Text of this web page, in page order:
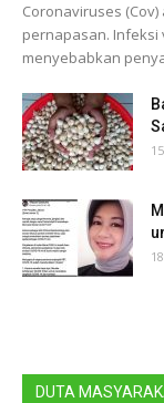
Coronaviruses
pernapasan. Infeksi
menyebabkan
DUTA